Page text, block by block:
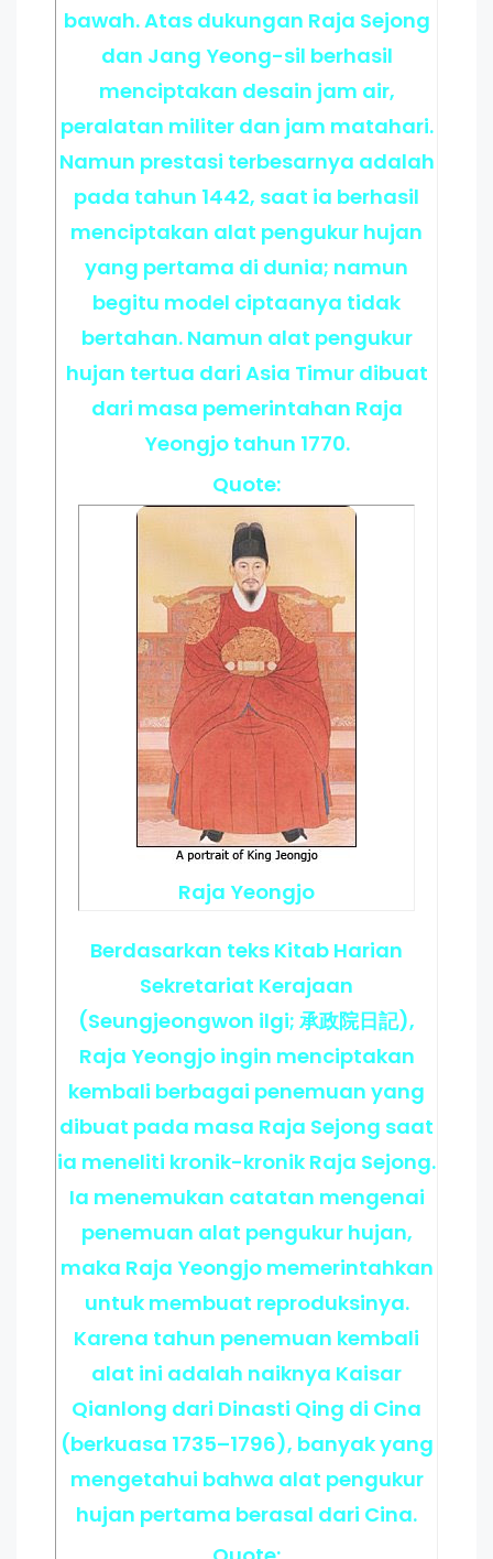
bawah. Atas dukungan Raja Sejong
dan Jang Yeong-sil berhasil
menciptakan desain jam air,
peralatan militer dan jam matahari.
Namun prestasi terbesarnya adalah
pada tahun 1442, saat ia berhasil
menciptakan alat pengukur hujan
yang pertama di dunia; namun
begitu model ciptaanya tidak
bertahan. Namun alat pengukur
hujan tertua dari Asia Timur dibuat
dari masa pemerintahan Raja
Yeongjo tahun 1770.
Quote:
Raja Yeongjo
Berdasarkan teks Kitab Harian
Sekretariat Kerajaan
(Seungjeongwon ilgi; 承政院日記),
Raja Yeongjo ingin menciptakan
kembali berbagai penemuan yang
dibuat pada masa Raja Sejong saat
ia meneliti kronik-kronik Raja Sejong.
Ia menemukan catatan mengenai
penemuan alat pengukur hujan,
maka Raja Yeongjo memerintahkan
untuk membuat reproduksinya.
Karena tahun penemuan kembali
alat ini adalah naiknya Kaisar
Qianlong dari Dinasti Qing di Cina
(berkuasa 1735–1796), banyak yang
mengetahui bahwa alat pengukur
hujan pertama berasal dari Cina.